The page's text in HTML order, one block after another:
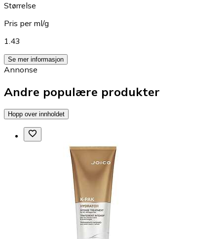
Størrelse
Pris per ml/g
1.43
Se mer informasjon
Annonse
Andre populære produkter
Hopp over innholdet